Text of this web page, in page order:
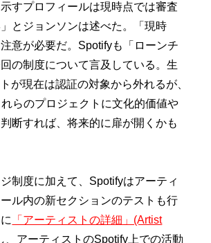
すプロフィールは現時点では審査
とジョンソンは述べた。「現時
意が必要だ。Spotifyも「ローンチ
の制度について言及している。生
が現在は認証の対象から外れるが、
らのプロジェクトに文化的価値や
断すれば、将来的に扉が開くかも
制度に加えて、Spotifyはアーティ
ル内の新セクションのテストも行
「アーティストの詳細」(Artist
、アーティストのSpotify上での活動